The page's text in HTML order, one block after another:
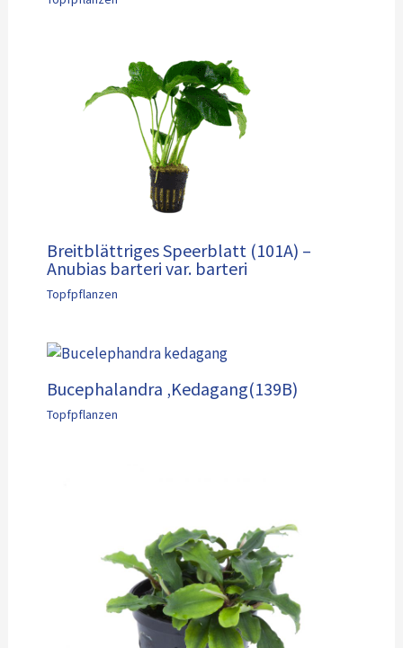
Breitblättriges Speerblatt (101A) –
Anubias barteri var. barteri
Topfpflanzen
Bucephalandra ‚Kedagang(139B)
Topfpflanzen